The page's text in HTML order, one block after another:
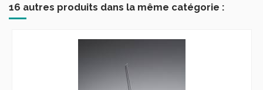
16 autres produits dans la même catégorie :